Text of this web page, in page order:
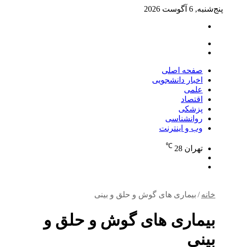
پنج‌شنبه, 6 آگوست 2026
صفحه اصلی
اخبار دانشجویی
علمی
اقتصاد
پزشکی
روانشناسی
وب و اینترنت
تهران 28
℃
خانه / بیماری های گوش و حلق و بینی
بیماری های گوش و حلق و
بینی